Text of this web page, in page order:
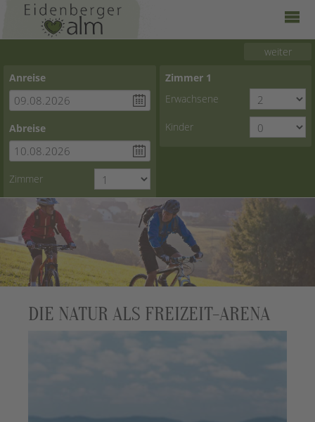
Anreise
Abreise
Zimmer
Zimmer 1
Erwachsene
Kinder
weiter
DIE NATUR ALS FREIZEIT-ARENA